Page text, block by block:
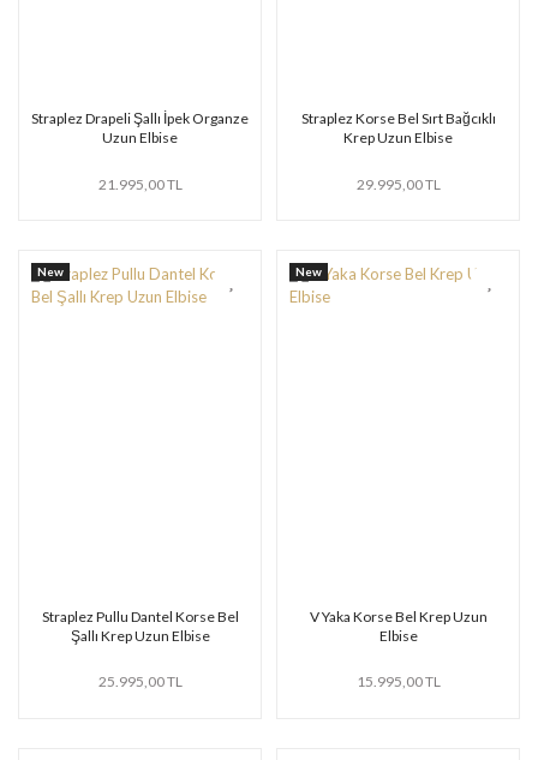
Straplez Drapeli Şallı İpek Organze
Uzun Elbise
21.995,00 TL
Straplez Korse Bel Sırt Bağcıklı
Krep Uzun Elbise
29.995,00 TL
New
Straplez Pullu Dantel Korse Bel
Şallı Krep Uzun Elbise
25.995,00 TL
New
V Yaka Korse Bel Krep Uzun
Elbise
15.995,00 TL